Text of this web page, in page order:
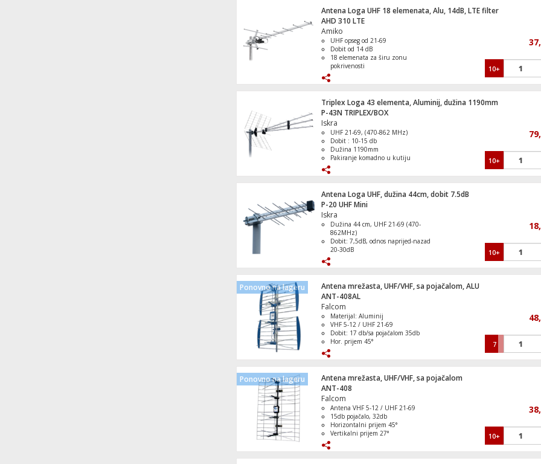
Antena Loga UHF 18 elemenata, Alu, 14dB, LTE filter
AHD 310 LTE
Amiko
UHF opseg od 21-69
Dobit od 14 dB
18 elemenata za širu zonu
pokrivenosti
LTE filter za uklanjanje smetnji.
10+
Triplex Loga 43 elementa, Aluminij, dužina 1190mm
P-43N TRIPLEX/BOX
Iskra
UHF 21-69, (470-862 MHz)
Dobit : 10-15 db
Dužina 1190mm
Pakiranje komadno u kutiju
10+
Antena Loga UHF, dužina 44cm, dobit 7.5dB
P-20 UHF Mini
Iskra
Dužina 44 cm, UHF 21-69 (470-
862MHz)
Dobit: 7,5dB, odnos naprijed-nazad
20-30dB
Komadno pakiranje u PVC-u
10+
Ponovno na lageru
Antena mrežasta, UHF/VHF, sa pojačalom, ALU
ANT-408AL
Falcom
Materijal: Aluminij
VHF 5-12 / UHF 21-69
Dobit: 17 db/sa pojačalom 35db
Hor. prijem 45°
7
Ponovno na lageru
Antena mrežasta, UHF/VHF, sa pojačalom
ANT-408
Falcom
Antena VHF 5-12 / UHF 21-69
15db pojačalo, 32db
Horizontalni prijem 45°
Vertikalni prijem 27°
10+